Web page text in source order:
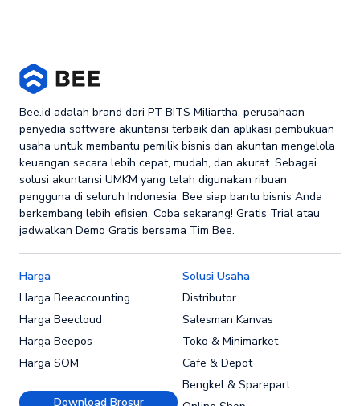
Bee.id adalah brand dari PT BITS Miliartha, perusahaan
penyedia software akuntansi terbaik dan aplikasi pembukuan
usaha untuk membantu pemilik bisnis dan akuntan mengelola
keuangan secara lebih cepat, mudah, dan akurat. Sebagai
solusi akuntansi UMKM yang telah digunakan ribuan
pengguna di seluruh Indonesia, Bee siap bantu bisnis Anda
berkembang lebih efisien. Coba sekarang! Gratis Trial atau
jadwalkan Demo Gratis bersama Tim Bee.
Harga
Harga Beeaccounting
Harga Beecloud
Harga Beepos
Harga SOM
Download Brosur
Solusi Usaha
Distributor
Salesman Kanvas
Toko & Minimarket
Cafe & Depot
Bengkel & Sparepart